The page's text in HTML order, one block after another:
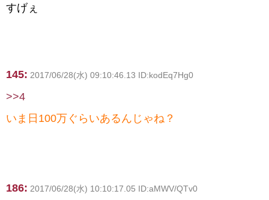
すげぇ
145: 2017/06/28(水) 09:10:46.13 ID:kodEq7Hg0
>>4
いま日100万ぐらいあるんじゃね？
186: 2017/06/28(水) 10:10:17.05 ID:aMWV/QTv0